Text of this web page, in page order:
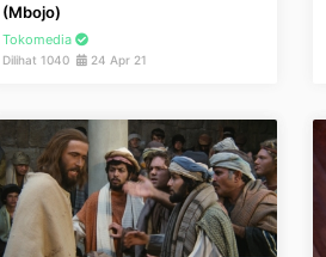
(Mbojo)
Tokomedia
Dilihat 1040 24 Apr 21